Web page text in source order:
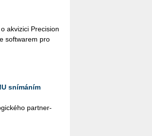
akvi­zi­ci Pre­ci­si­on
soft­warem pro
snímáním
part­ner­